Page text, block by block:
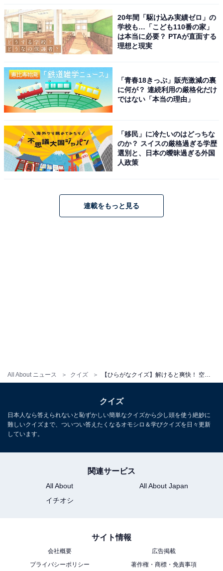
All About ニュース クイズ
20年間「駆け込み実績ゼロ」の
学校も…「こども110番の家」
は本当に必要？ PTAが直面する
理想と現実
「青春18きっぷ」販売激減の裏
に何が？ 連続利用の厳格化だけ
ではない「本当の理由」
「移民」に冷たいのはどっちな
のか？ スイスの厳格過ぎる学歴
選別と、日本の曖昧過ぎる外国
人政策
連載をもっと見る
クイズ
日本人なら答えられないと恥ずかしい簡単なクイズから少し頭を使う絶妙に
難しいクイズまで、ついつい答えたくなるオモシロ＆学びクイズを日々更新
しています。
関連サービス
All About
All About Japan
イチオシ
サイト情報
会社概要
広告掲載
プライバシーポリシー
著作権・商標・免責事項